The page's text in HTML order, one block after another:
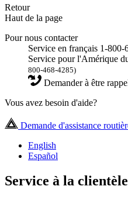
Retour
Haut de la page
Pour nous contacter
Service en français 1-800-
Service pour l'Amérique
800-468-4285)
Demander à être
Vous avez besoin d'aide?
Demande d'assistance
English
Español
Service à la clientèle